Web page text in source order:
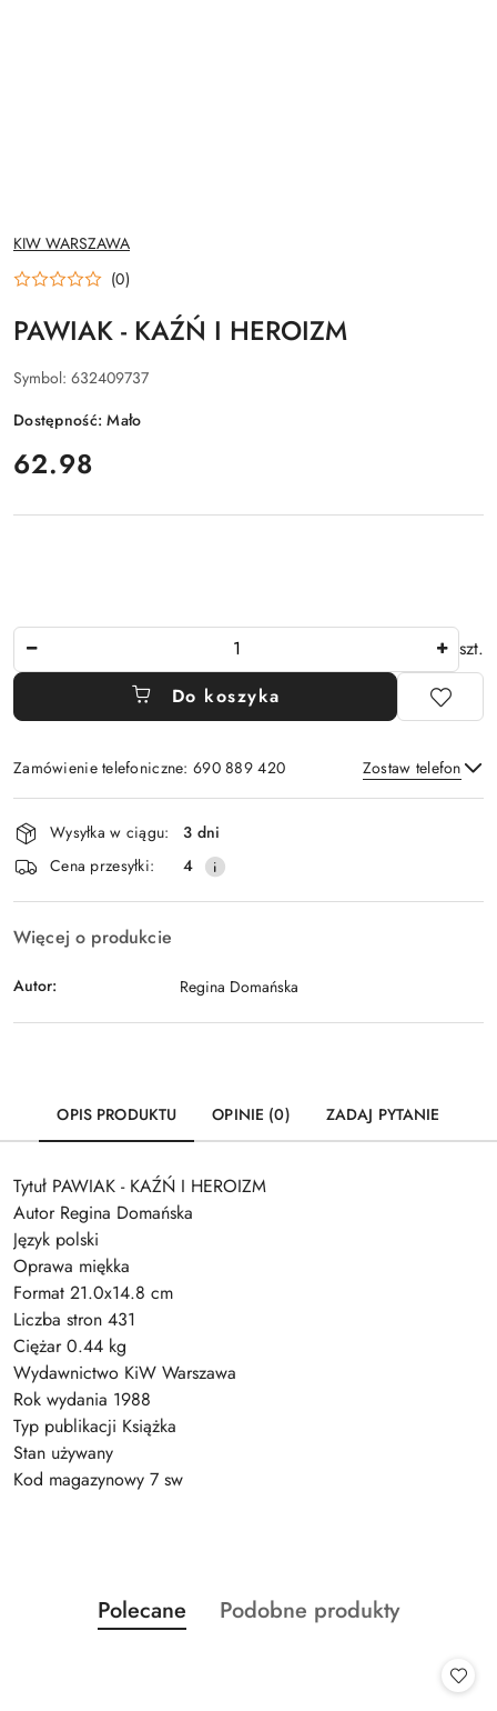
NAZWA
PRODUCENTA:
KIW WARSZAWA
(0)
PAWIAK - KAŹŃ I HEROIZM
Symbol: 632409737
Dostępność:Mało
cena:
62.98
szt.
Do koszyka
Zamówienie telefoniczne: 690 889 420 Zostaw telefon
Wyślij
Dostępność
i
dostawa
Wysyłka w ciągu:
3 dni
Cena przesyłki:
4
Więcej o produkcie
Autor: Regina Domańska
OPIS PRODUKTU OPINIE (0) ZADAJ PYTANIE
Tytuł PAWIAK - KAŹŃ I HEROIZM
Autor Regina Domańska
Język polski
Oprawa miękka
Format 21.0x14.8 cm
Liczba stron 431
Ciężar 0.44 kg
Wydawnictwo KiW Warszawa
Rok wydania 1988
Typ publikacji Książka
Stan używany
Kod magazynowy 7 sw
Pomiń karuzelę produktów
Produkty
o
Polecane
Produkty
Podobne produkty